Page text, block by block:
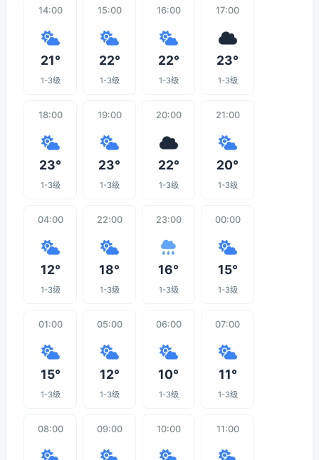
14:00
21°
1-3级
15:00
22°
1-3级
16:00
22°
1-3级
17:00
23°
1-3级
18:00
23°
1-3级
19:00
23°
1-3级
20:00
22°
1-3级
21:00
20°
1-3级
04:00
12°
1-3级
22:00
18°
1-3级
23:00
16°
1-3级
00:00
15°
1-3级
01:00
15°
1-3级
05:00
12°
1-3级
06:00
10°
1-3级
07:00
11°
1-3级
08:00 09:00 10:00 11:00